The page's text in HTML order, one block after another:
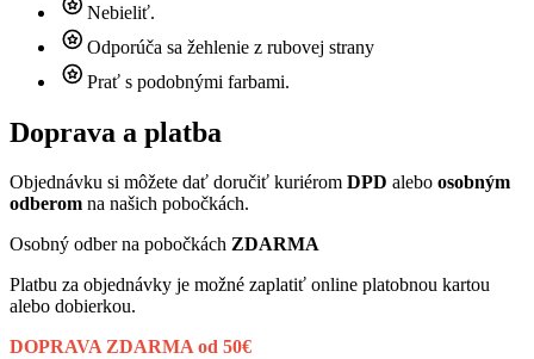
Nebieliť.
Odporúča sa žehlenie z rubovej strany
Prať s podobnými farbami.
Doprava a platba
Objednávku si môžete dať doručiť kuriérom DPD alebo osobným
odberom na našich pobočkách.
Osobný odber na pobočkách ZDARMA
Platbu za objednávky je možné zaplatiť online platobnou kartou
alebo dobierkou.
DOPRAVA ZDARMA od 50€